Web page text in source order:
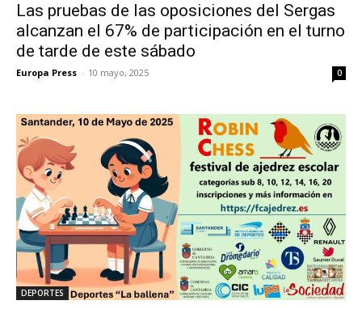
Las pruebas de las oposiciones del Sergas
alcanzan el 67% de participación en el turno
de tarde de este sábado
Europa Press - 10 mayo, 2025 0
DEPORTES